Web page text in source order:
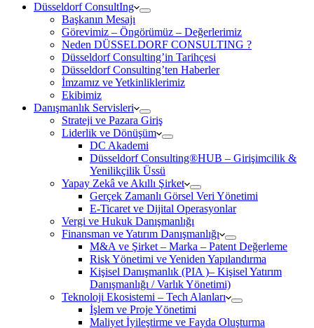
Düsseldorf ConsultIng
Başkanın Mesajı
Görevimiz – Öngörümüz – Değerlerimiz
Neden DÜSSELDORF CONSULTING ?
Düsseldorf Consulting’in Tarihçesi
Düsseldorf Consulting’ten Haberler
İmzamız ve Yetkinliklerimiz
Ekibimiz
Danışmanlık Servisleri
Strateji ve Pazara Giriş
Liderlik ve Dönüşüm
DC Akademi
Düsseldorf Consulting®HUB – Girişimcilik &
Yenilikçilik Üssü
Yapay Zekâ ve Akıllı Şirket
Gerçek Zamanlı Görsel Veri Yönetimi
E-Ticaret ve Dijital Operasyonlar
Vergi ve Hukuk Danışmanlığı
Finansman ve Yatırım Danışmanlığı
M&A ve Şirket – Marka – Patent Değerleme
Risk Yönetimi ve Yeniden Yapılandırma
Kişisel Danışmanlık (PIA )– Kişisel Yatırım
Danışmanlığı / Varlık Yönetimi)
Teknoloji Ekosistemi – Tech Alanları
İşlem ve Proje Yönetimi
Maliyet İyileştirme ve Fayda Oluşturma